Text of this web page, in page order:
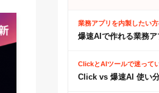
業務アプリを内製したい
爆速AIで作れる業務ア
ClickとAIツールで迷って
Click vs 爆速AI 使い